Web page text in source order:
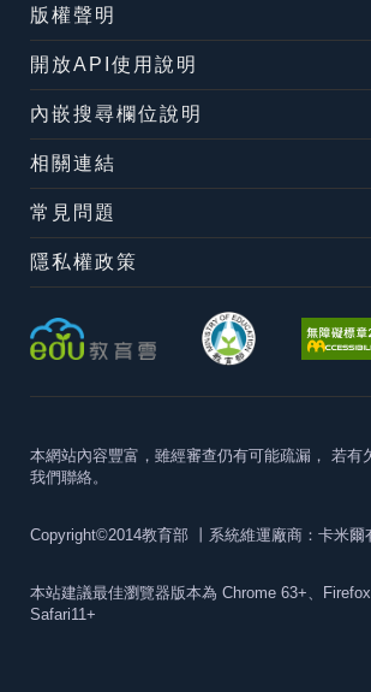
版權聲明
開放API使用說明
內嵌搜尋欄位說明
相關連結
常見問題
隱私權政策
本網站內容豐富，雖經審查仍有可能疏漏， 若有
我們聯絡。
Copyright©2014教育部 丨系統維運廠商：卡米爾
本站建議最佳瀏覽器版本為 Chrome 63+、
Safari11+